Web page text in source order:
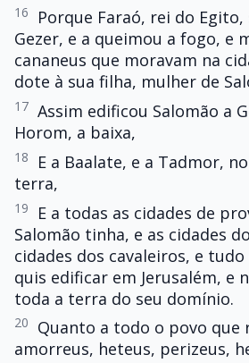
16
Porque Faraó, rei do
Gezer, e a queimou a fogo, e
cananeus que moravam na
dote à sua filha, mulher de
17 Assim edificou Salomão a
Horom, a baixa,
18
E a Baalate, e a Tadmor,
terra,
19
E a todas as cidades de
Salomão tinha, e as cidades
cidades dos cavaleiros, e
quis edificar em Jerusalém, e
toda a terra do seu domínio.
20
Quanto a todo o povo que
amorreus, heteus, perizeus,